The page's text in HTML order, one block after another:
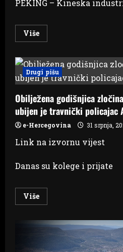
PEKING – Kineska
VišeRead
more
industrijska
proizvodnja
smanjena
u
više
nego
što
se
očekivalo
Drugi pišu
Obilježena godišnjica
ubijen je travnički policajac
e-Hercegovina 31 srpnja,
Link na izvornu vijest
Danas su kolege i prijate
VišeRead
more
godišnjica
zločina: